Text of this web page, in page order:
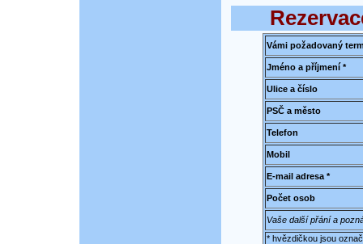
Vámi požadovaný
Jméno a příjmení *
Ulice a číslo
PSČ a město
Telefon
Mobil
E-mail adresa *
Počet osob
Vaše další přání a
* hvězdičkou jsou